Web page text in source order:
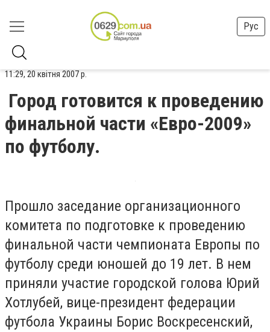
Рус
11:29, 20 квітня 2007 р.
Город готовится к проведению
финальной части «Евро-2009»
по футболу.
Прошло заседание организационного
комитета по подготовке к проведению
финальной части чемпионата Европы по
футболу среди юношей до 19 лет. В нем
приняли участие городской голова Юрий
Хотлубей, вице-президент федерации
футбола Украины Борис Воскресенский,